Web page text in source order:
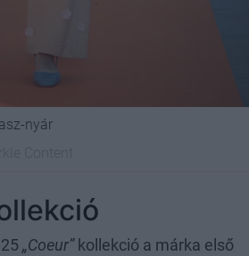
nyár
„Coeur” kollekció a márka első